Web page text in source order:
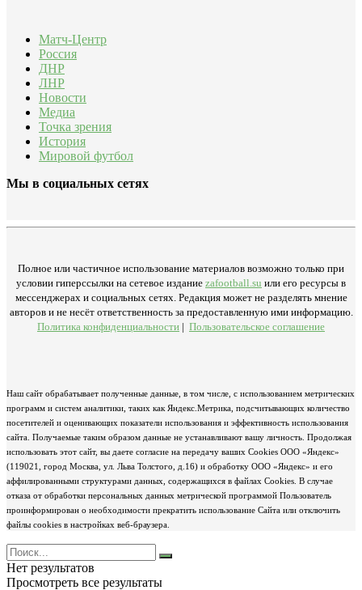
Матч-Центр
Россия
ДНР
ЛНР
Новости
Медиа
Точка зрения
История
Мировой футбол
Мы в социальных сетях
Полное или частичное использование материалов возможно только при
условии гиперссылки на сетевое издание zafootball.su или его ресурсы в
мессенджерах и социальных сетях. Редакция может не разделять мнение
авторов и не несёт ответственность за предоставленную ими информацию.
Политика конфиденциальности | Пользовательское соглашение
Наш сайт обрабатывает полученные данные, в том числе, с использованием метрических
программ и систем аналитики, таких как Яндекс.Метрика, подсчитывающих количество
посетителей и оценивающих показатели использования и эффективность использования
сайта. Получаемые таким образом данные не устанавливают вашу личность. Продолжая
использовать этот сайт, вы даете согласие на передачу ваших Cookies ООО «Яндекс»
(119021, город Москва, ул. Льва Толстого, д.16) и обработку ООО «Яндекс» и его
аффилированными структурами данных, содержащихся в файлах Cookies. В случае
отказа от обработки персональных данных метрической программой Пользователь
проинформирован о необходимости прекратить использование Сайта или отключить
файлы cookies в настройках веб-браузера.
Нет результатов
Просмотреть все результаты